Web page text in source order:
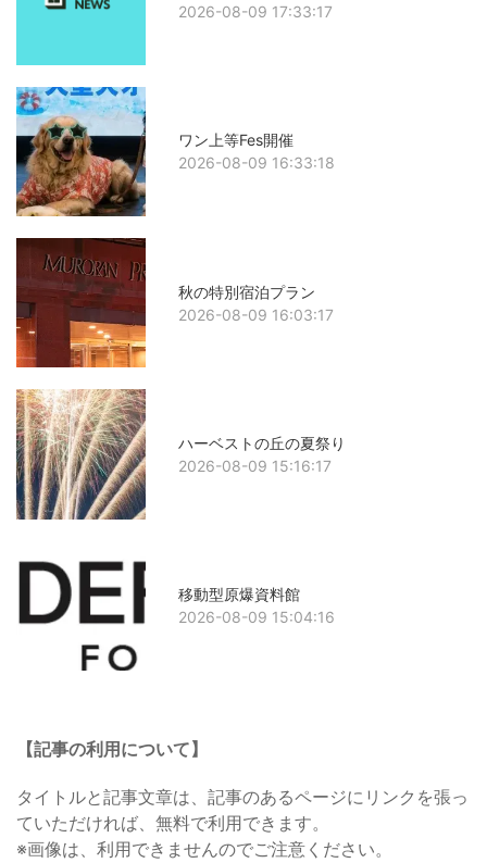
2026-08-09 17:33:17
ワン上等Fes開催
2026-08-09 16:33:18
秋の特別宿泊プラン
2026-08-09 16:03:17
ハーベストの丘の夏祭り
2026-08-09 15:16:17
移動型原爆資料館
2026-08-09 15:04:16
【記事の利用について】
タイトルと記事文章は、記事のあるページにリンクを張っ
ていただければ、無料で利用できます。
※画像は、利用できませんのでご注意ください。